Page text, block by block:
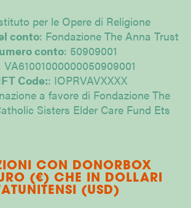
per le Opere di Religione
conto: Fondazione The Anna Trust
conto: 50909001
VA61001000000050909001
Code:: IOPRVAVXXXX
a favore di Fondazione The
Sisters Elder Care Fund Ets
CON DONORBOX
(€) CHE IN DOLLARI
(USD)